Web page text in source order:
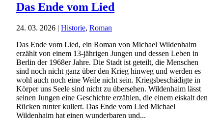
Das Ende vom Lied
24. 03. 2026 | Historie, Roman
Das Ende vom Lied, ein Roman von Michael Wildenhaim
erzählt von einem 13-jährigen Jungen und dessen Leben in
Berlin der 1968er Jahre. Die Stadt ist geteilt, die Menschen
sind noch nicht ganz über den Krieg hinweg und werden es
wohl auch noch eine Weile nicht sein. Kriegsbeschädigte in
Körper uns Seele sind nicht zu übersehen. Wildenhaim lässt
seinen Jungen eine Geschichte erzählen, die einem eiskalt den
Rücken runter kullert. Das Ende vom Lied Michael
Wildenhaim hat einen wunderbaren und...